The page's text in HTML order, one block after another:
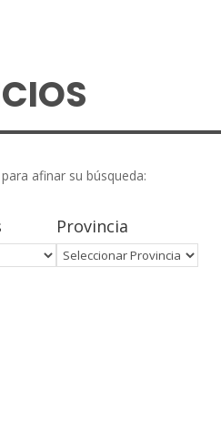
afinar su búsqueda:
Provincia